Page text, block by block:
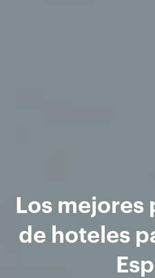
Los mejores
de hoteles